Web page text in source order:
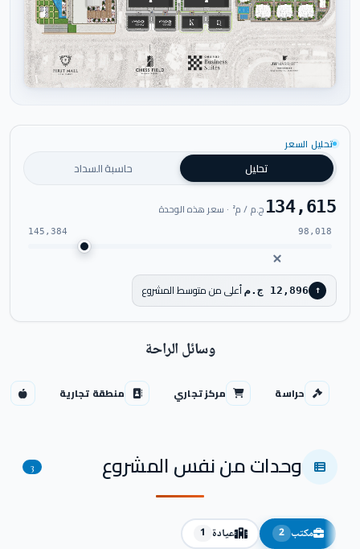
تحليل السعر
تحليل حاسبة السداد
134,615ج.م / م² · سعر هذه الوحدة
98,018
145,384
↑ 12,896 ج.م أعلى من متوسط المشروع
وسائل الراحة
حراسة مركز تجاري منطقة تجارية
وحدات من نفس المشروع 3
مكتب 2 عيادة 1